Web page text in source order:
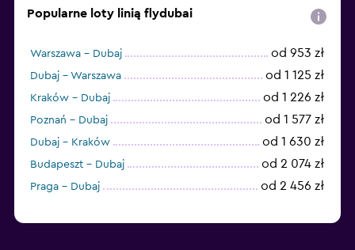
Popularne loty linią flydubai
Warszawa - Dubaj od 953 zł
Dubaj - Warszawa od 1 125 zł
Kraków - Dubaj od 1 226 zł
Poznań - Dubaj od 1 577 zł
Dubaj - Kraków od 1 630 zł
Budapeszt - Dubaj od 2 074 zł
Praga - Dubaj od 2 456 zł